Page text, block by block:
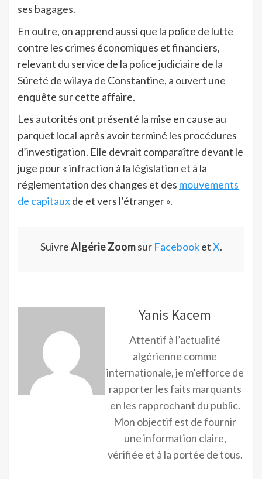
ses bagages.
En outre, on apprend aussi que la police de lutte
contre les crimes économiques et financiers,
relevant du service de la police judiciaire de la
Sûreté de wilaya de Constantine, a ouvert une
enquête sur cette affaire.
Les autorités ont présenté la mise en cause au
parquet local après avoir terminé les procédures
d’investigation. Elle devrait comparaître devant le
juge pour « infraction à la législation et à la
réglementation des changes et des mouvements
de capitauxde et vers l’étranger ».
SuivreAlgérie Zoomsur FacebooketX.
Yanis Kacem
Attentif à l’actualité
algérienne comme
internationale, je m’efforce de
rapporter les faits marquants
en les rapprochant du public.
Mon objectif est de fournir
une information claire,
vérifiée et à la portée de tous.